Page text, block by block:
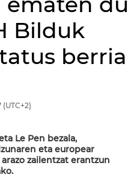
Bilduk
berria
(UTC+2)
Le Pen bezala,
eta europear
zailentzat erantzun